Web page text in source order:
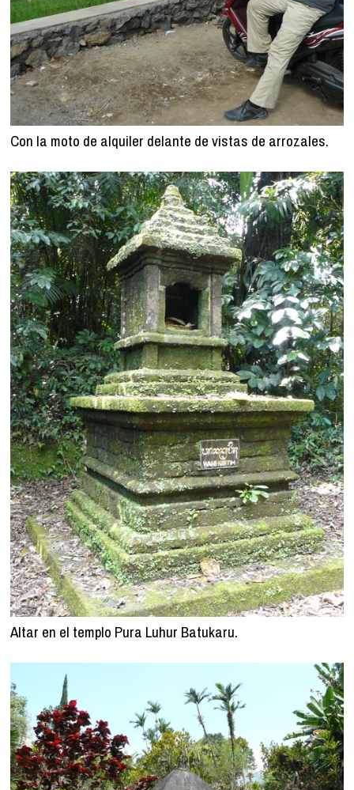
Con la moto de alquiler delante de vistas de arrozales.
Altar en el templo Pura Luhur Batukaru.